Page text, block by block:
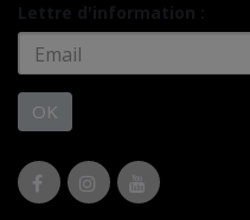
Lettre d'information :
OK